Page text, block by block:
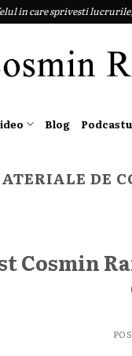
in care sprivesti
Blog
DE
Cosmin